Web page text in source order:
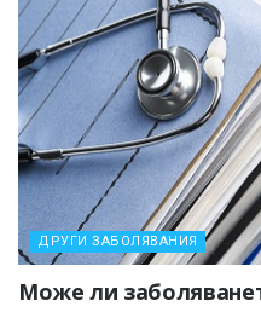
ДРУГИ ЗАБОЛЯВАНИЯ
Може ли